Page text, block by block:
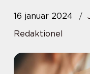
16 januar 2024
Redaktionel